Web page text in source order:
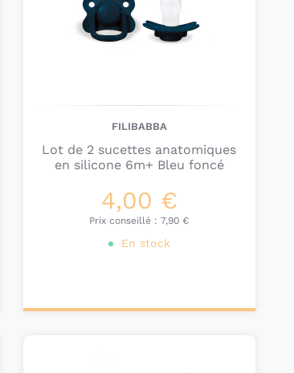
FILIBABBA
Lot de 2 sucettes anatomiques
en silicone 6m+ Bleu foncé
4,00 €
Prix conseillé :7,90 €
En stock